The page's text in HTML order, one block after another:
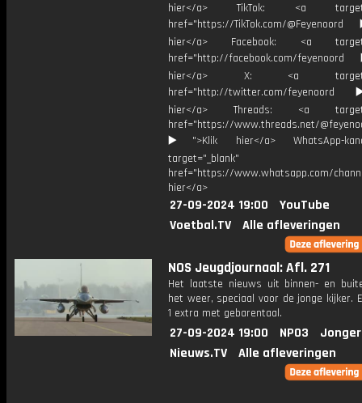
hier</a> TikTok: <a
href="https://TikTok.com/
hier</a> Facebook: <a
href="http://facebook.com/
hier</a> X: <a
href="http://twitter.com/
hier</a> Threads: <a
href="https://www.threads.net/
▶️">Klik hier</a> WhatsApp-
target="_blank"
href="https://www.whatsapp.com/
hier</a>
27-09-2024 19:00
YouTube
Voetbal.TV
Alle afleveringen
NOS Jeugdjournaal: Afl. 271
Het laatste nieuws uit binnen- en
het weer, speciaal voor de jonge kijker.
1 extra met gebarentaal.
27-09-2024 19:00 NPO3
Nieuws.TV
Alle afleveringen